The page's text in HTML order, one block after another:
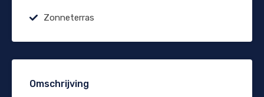
Zonneterras
Omschrijving